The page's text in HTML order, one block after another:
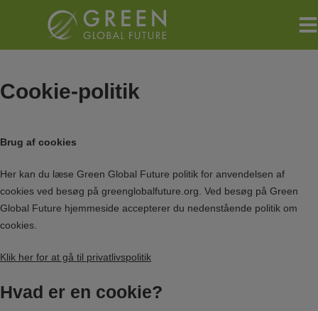
Cookie-politik
Brug af cookies
Her kan du læse Green Global Future politik for anvendelsen af
cookies ved besøg på greenglobalfuture.org. Ved besøg på Green
Global Future hjemmeside accepterer du nedenstående politik om
cookies.
Klik her for at gå til privatlivspolitik
Hvad er en cookie?